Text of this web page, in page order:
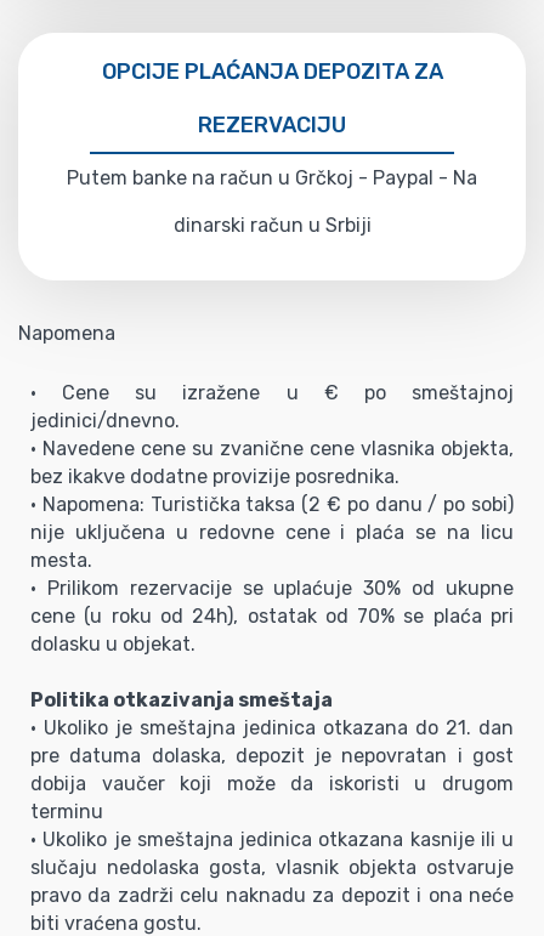
OPCIJE PLAĆANJA DEPOZITA ZA
REZERVACIJU
Putem banke na račun u Grčkoj - Paypal - Na
dinarski račun u Srbiji
Napomena
• Cene su izražene u € po smeštajnoj
jedinici/dnevno.
• Navedene cene su zvanične cene vlasnika objekta,
bez ikakve dodatne provizije posrednika.
• Napomena: Turistička taksa (2 € po danu / po sobi)
nije uključena u redovne cene i plaća se na licu
mesta.
• Prilikom rezervacije se uplaćuje 30% od ukupne
cene (u roku od 24h), ostatak od 70% se plaća pri
dolasku u objekat.
Politika otkazivanja smeštaja
• Ukoliko je smeštajna jedinica otkazana do 21. dan
pre datuma dolaska, depozit je nepovratan i gost
dobija vaučer koji može da iskoristi u drugom
terminu
• Ukoliko je smeštajna jedinica otkazana kasnije ili u
slučaju nedolaska gosta, vlasnik objekta ostvaruje
pravo da zadrži celu naknadu za depozit i ona neće
biti vraćena gostu.